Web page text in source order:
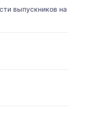
выпускников на